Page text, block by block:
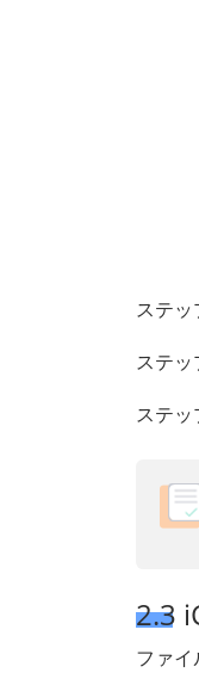
ステッ
ステッ
ステッ
2.3
ファ